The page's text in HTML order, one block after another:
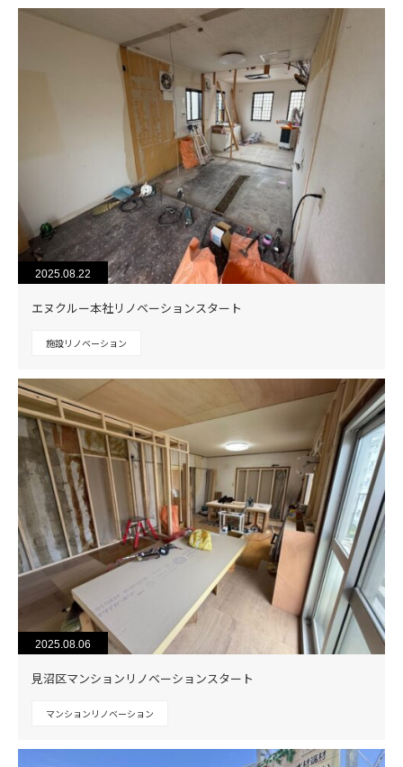
2025.08.22
エヌクルー本社リノベーションスタート
施設リノベーション
2025.08.06
見沼区マンションリノベーションスタート
マンションリノベーション